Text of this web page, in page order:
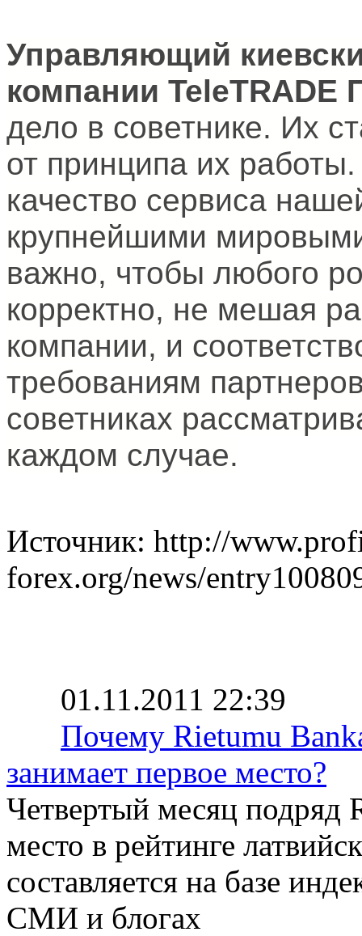
Управляющий
компании TeleTRADE
дело в советнике. Их
от принципа их
качество сервиса
крупнейшими
важно, чтобы любого
корректно, не мешая
компании, и
требованиям
советниках
каждом случае.
Источник: http://
forex.org/news/
01.11.2011 22:39
Почему Rietumu
занимает первое место?
Четвертый месяц подряд
место в рейтинге
составляется на базе
СМИ и блогах